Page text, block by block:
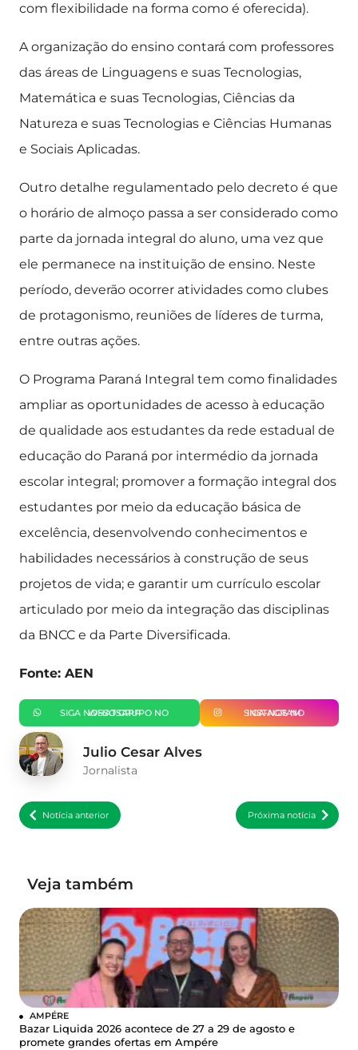
com flexibilidade na forma como é oferecida).
A organização do ensino contará com professores
das áreas de Linguagens e suas Tecnologias,
Matemática e suas Tecnologias, Ciências da
Natureza e suas Tecnologias e Ciências Humanas
e Sociais Aplicadas.
Outro detalhe regulamentado pelo decreto é que
o horário de almoço passa a ser considerado como
parte da jornada integral do aluno, uma vez que
ele permanece na instituição de ensino. Neste
período, deverão ocorrer atividades como clubes
de protagonismo, reuniões de líderes de turma,
entre outras ações.
O Programa Paraná Integral tem como finalidades
ampliar as oportunidades de acesso à educação
de qualidade aos estudantes da rede estadual de
educação do Paraná por intermédio da jornada
escolar integral; promover a formação integral dos
estudantes por meio da educação básica de
excelência, desenvolvendo conhecimentos e
habilidades necessários à construção de seus
projetos de vida; e garantir um currículo escolar
articulado por meio da integração das disciplinas
da BNCC e da Parte Diversificada.
Fonte: AEN
SIGA NOSSO GRUPO NO WHATSAPP SIGA-NOS NO INSTAGRAM
Julio Cesar Alves
Jornalista
Notícia anterior Próxima notícia
Veja também
AMPÉRE
Bazar Liquida 2026 acontece de 27 a 29 de agosto e
promete grandes ofertas em Ampére